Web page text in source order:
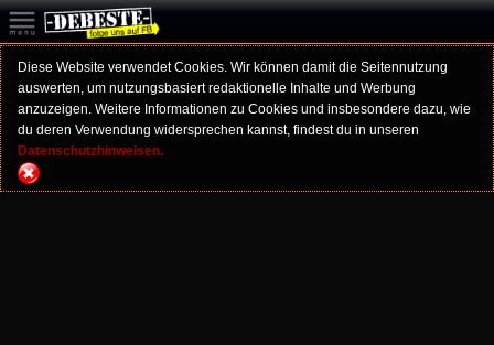
Diese Website verwendet Cookies. Wir können damit die Seitennutzung
auswerten, um nutzungsbasiert redaktionelle Inhalte und Werbung
anzuzeigen. Weitere Informationen zu Cookies und insbesondere dazu, wie
du deren Verwendung widersprechen kannst, findest du in unseren
Datenschutzhinweisen.